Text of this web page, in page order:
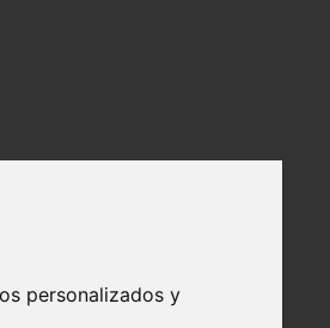
personalizados y